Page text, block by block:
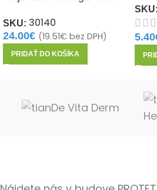
SKU: 30140
24.00€ (19.51€ bez DPH)
PRIDAŤ DO KOŠÍKA
SKU:
5.40